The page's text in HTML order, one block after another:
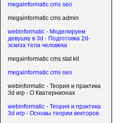
megainformatic cms seo
megainformatic cms admin
webinformatic - Моделируем
девушку в 3d - Подготовка 2d-
эскиза тела человека
megainformatic cms stat kit
megainformatic cms seo
webinformatic - Теория и практика
3d игр - О Кватернионах
webinformatic - Теория и практика
3d игр - Основы теории векторов